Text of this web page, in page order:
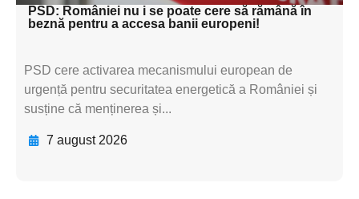
PSD: României nu i se poate cere să rămână în
beznă pentru a accesa banii europeni!
PSD cere activarea mecanismului european de
urgență pentru securitatea energetică a României și
susține că menținerea și...
7 august 2026